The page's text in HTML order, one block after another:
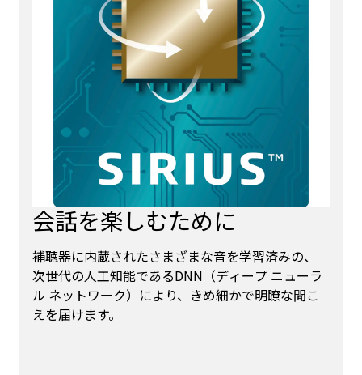
会話を楽しむために
補聴器に内蔵されたさまざまな音を学習済みの、
次世代の人工知能であるDNN（ディープ ニューラ
ル ネットワーク）により、きめ細かで明瞭な聞こ
えを届けます。